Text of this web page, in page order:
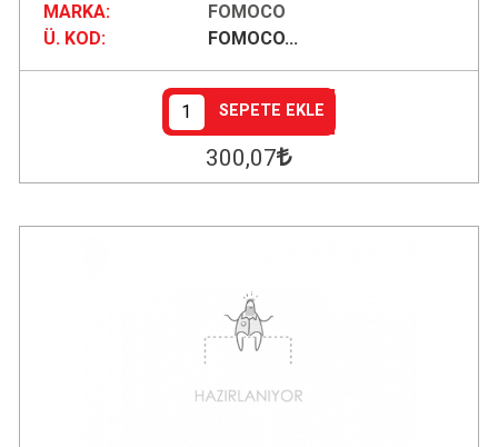
MARKA:
FOMOCO
Ü. KOD:
FOMOCO...
SEPETE EKLE
300,07